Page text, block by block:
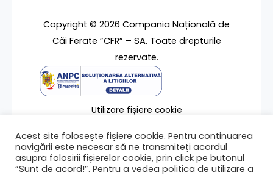
Copyright © 2026 Compania Națională de
Căi Ferate ”CFR” – SA. Toate drepturile
rezervate.
Utilizare fișiere cookie
Contact
Acest site folosește fișiere cookie. Pentru continuarea
navigării este necesar să ne transmiteți acordul
asupra folosirii fișierelor cookie, prin click pe butonul
“Sunt de acord!”. Pentru a vedea politica de utilizare a